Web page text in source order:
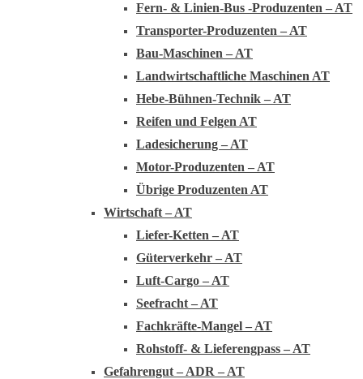
Fern- & Linien-Bus -Produzenten – AT
Transporter-Produzenten – AT
Bau-Maschinen – AT
Landwirtschaftliche Maschinen AT
Hebe-Bühnen-Technik – AT
Reifen und Felgen AT
Ladesicherung – AT
Motor-Produzenten – AT
Übrige Produzenten AT
Wirtschaft – AT
Liefer-Ketten – AT
Güterverkehr – AT
Luft-Cargo – AT
Seefracht – AT
Fachkräfte-Mangel – AT
Rohstoff- & Lieferengpass – AT
Gefahrengut – ADR – AT